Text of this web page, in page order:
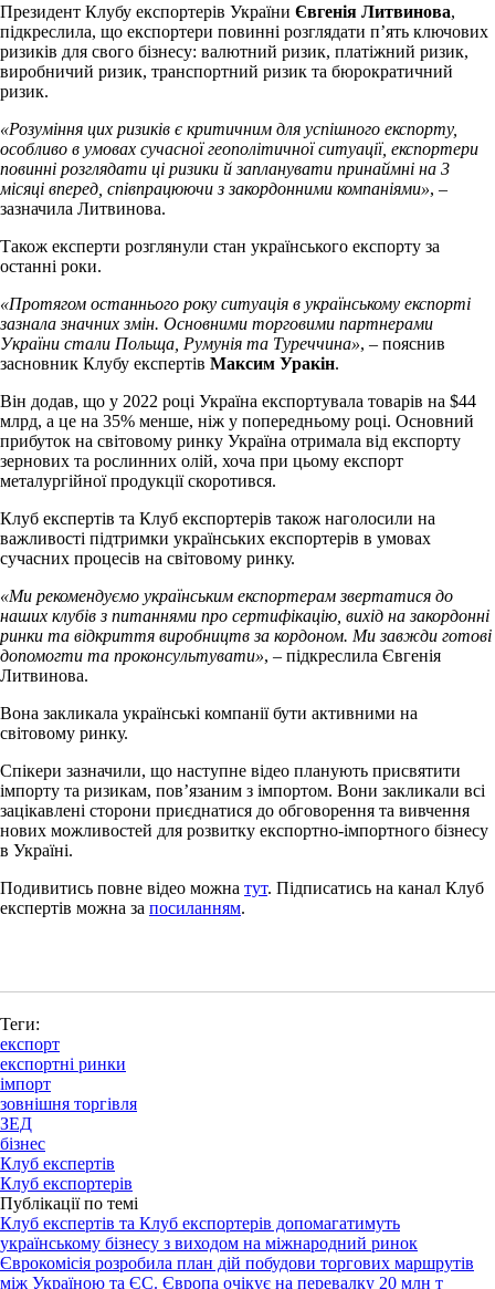
Президент Клубу експортерів України Євгенія Литвинова,
підкреслила, що експортери повинні розглядати п’ять ключових
ризиків для свого бізнесу: валютний ризик, платіжний ризик,
виробничий ризик, транспортний ризик та бюрократичний
ризик.
«Розуміння цих ризиків є критичним для успішного експорту,
особливо в умовах сучасної геополітичної ситуації, експортери
повинні розглядати ці ризики й запланувати принаймні на 3
місяці вперед, співпрацюючи з закордонними компаніями», –
зазначила Литвинова.
Також експерти розглянули стан українського експорту за
останні роки.
«Протягом останнього року ситуація в українському експорті
зазнала значних змін. Основними торговими партнерами
України стали Польща, Румунія та Туреччина», – пояснив
засновник Клубу експертів Максим Уракін.
Він додав, що у 2022 році Україна експортувала товарів на $44
млрд, а це на 35% менше, ніж у попередньому році. Основний
прибуток на світовому ринку Україна отримала від експорту
зернових та рослинних олій, хоча при цьому експорт
металургійної продукції скоротився.
Клуб експертів та Клуб експортерів також наголосили на
важливості підтримки українських експортерів в умовах
сучасних процесів на світовому ринку.
«Ми рекомендуємо українським експортерам звертатися до
наших клубів з питаннями про сертифікацію, вихід на закордонні
ринки та відкриття виробництв за кордоном. Ми завжди готові
допомогти та проконсультувати», – підкреслила Євгенія
Литвинова.
Вона закликала українські компанії бути активними на
світовому ринку.
Спікери зазначили, що наступне відео планують присвятити
імпорту та ризикам, пов’язаним з імпортом. Вони закликали всі
зацікавлені сторони приєднатися до обговорення та вивчення
нових можливостей для розвитку експортно-імпортного бізнесу
в Україні.
Подивитись повне відео можна тут. Підписатись на канал Клуб
експертів можна за посиланням.
Теги:
експорт
експортні ринки
імпорт
зовнішня торгівля
ЗЕД
бізнес
Клуб експертів
Клуб експортерів
Публікації по темі
Клуб експертів та Клуб експортерів допомагатимуть
українському бізнесу з виходом на міжнародний ринок
Єврокомісія розробила план дій побудови торгових маршрутів
між Україною та ЄС. Європа очікує на перевалку 20 млн т